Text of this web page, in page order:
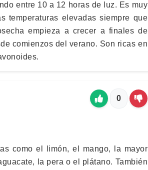
entre 10 a 12 horas de luz. Es muy
temperaturas elevadas siempre que
empieza a crecer a finales de
comienzos del verano. Son ricas en
0
como el limón, el mango, la mayor
la pera o el plátano. También